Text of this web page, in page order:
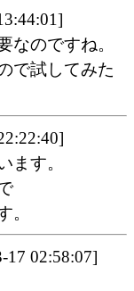
なのですね。
で試してみた
ます。
。
17 02:58:07]